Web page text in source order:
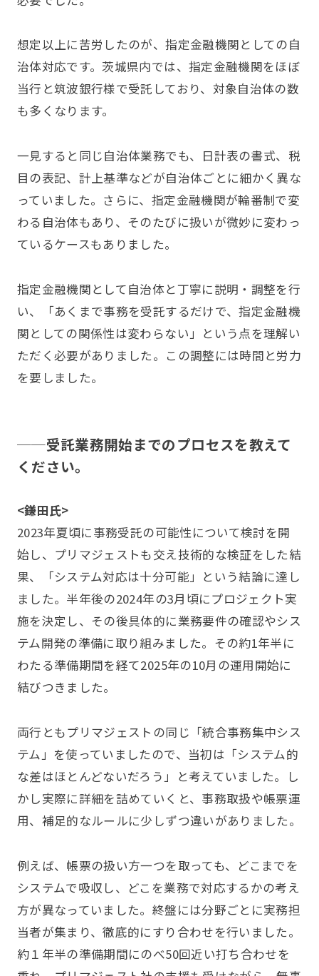
想定以上に苦労したのが、指定金融機関としての自
治体対応です。茨城県内では、指定金融機関をほぼ
当行と筑波銀行様で受託しており、対象自治体の数
も多くなります。
一見すると同じ自治体業務でも、日計表の書式、税
目の表記、計上基準などが自治体ごとに細かく異な
っていました。さらに、指定金融機関が輪番制で変
わる自治体もあり、そのたびに扱いが微妙に変わっ
ているケースもありました。
指定金融機関として自治体と丁寧に説明・調整を行
い、「あくまで事務を受託するだけで、指定金融機
関としての関係性は変わらない」という点を理解い
ただく必要がありました。この調整には時間と労力
を要しました。
──受託業務開始までのプロセスを教えて
ください。
<鎌田氏>
2023年夏頃に事務受託の可能性について検討を開
始し、プリマジェストも交え技術的な検証をした結
果、「システム対応は十分可能」という結論に達し
ました。半年後の2024年の3月頃にプロジェクト実
施を決定し、その後具体的に業務要件の確認やシス
テム開発の準備に取り組みました。その約1年半に
わたる準備期間を経て2025年の10月の運用開始に
結びつきました。
両行ともプリマジェストの同じ「統合事務集中シス
テム」を使っていましたので、当初は「システム的
な差はほとんどないだろう」と考えていました。し
かし実際に詳細を詰めていくと、事務取扱や帳票運
用、補足的なルールに少しずつ違いがありました。
例えば、帳票の扱い方一つを取っても、どこまでを
システムで吸収し、どこを業務で対応するかの考え
方が異なっていました。終盤には分野ごとに実務担
当者が集まり、徹底的にすり合わせを行いました。
約１年半の準備期間にのべ50回近い打ち合わせを